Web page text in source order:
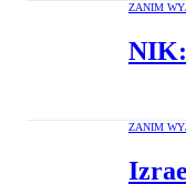
ZANIM
NIK:
ZANIM